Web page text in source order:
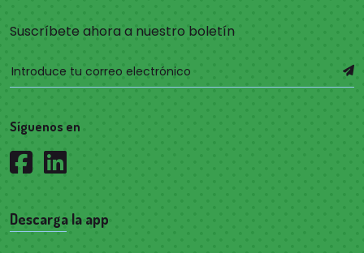
Suscríbete ahora a nuestro boletín
Síguenos en
Descarga la app